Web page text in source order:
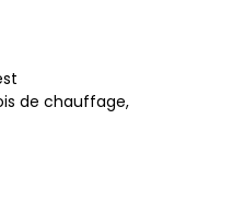
de chauffage,